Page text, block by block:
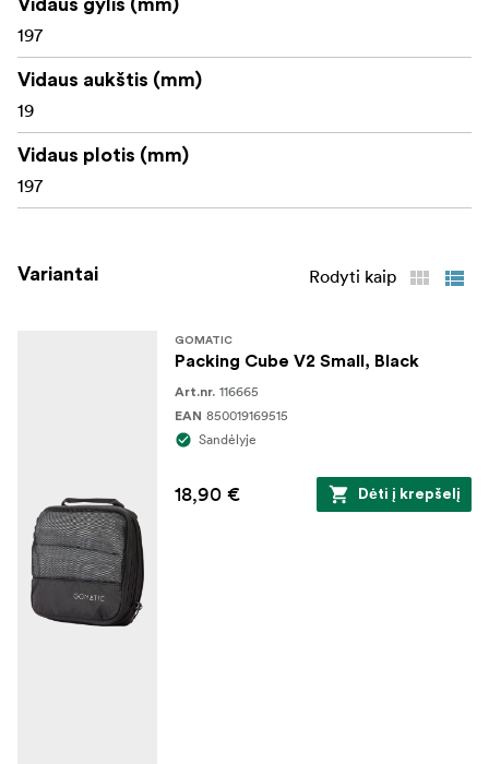
Vidaus gylis (mm)
197
Vidaus aukštis (mm)
19
Vidaus plotis (mm)
197
Variantai Rodyti kaip
GOMATIC
Packing Cube V2 Small, Black
Art.nr. 116665
EAN 850019169515
Sandėlyje
18,90 € Dėti į krepšelį